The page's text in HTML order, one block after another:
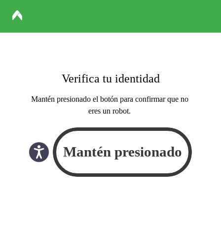
Verifica tu identidad
Mantén presionado el botón para confirmar que no
eres un robot.